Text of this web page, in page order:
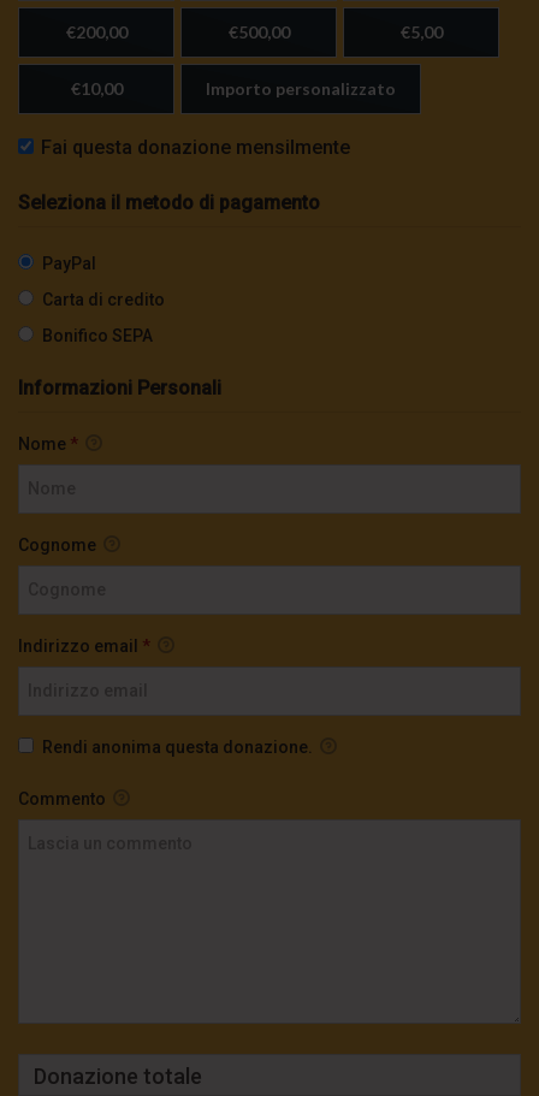
€200,00 €500,00 €5,00
€10,00 Importo personalizzato
Fai questa donazione mensilmente
Seleziona il metodo di pagamento
PayPal
Carta di credito
Bonifico SEPA
Informazioni Personali
Nome *
Cognome
Indirizzo email *
Rendi anonima questa donazione.
Commento
Donazione totale